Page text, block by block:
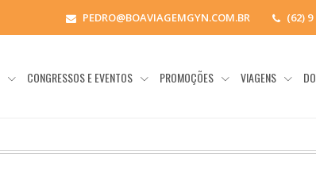
PEDRO@BOAVIAGEMGYN.COM.BR (62)
CONGRESSOS E EVENTOS PROMOÇÕES VIAGENS